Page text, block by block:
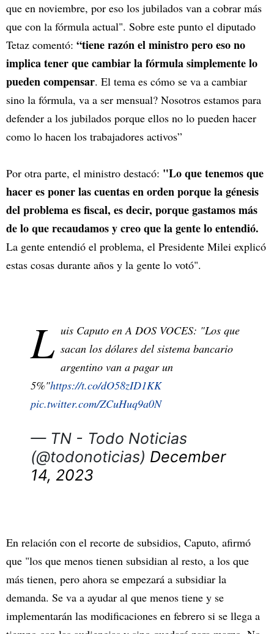
que en noviembre, por eso los jubilados van a cobrar más
que con la fórmula actual". Sobre este punto el diputado
Tetaz comentó: “tiene razón el ministro pero eso no
implica tener que cambiar la fórmula simplemente lo
pueden compensar. El tema es cómo se va a cambiar
sino la fórmula, va a ser mensual? Nosotros estamos para
defender a los jubilados porque ellos no lo pueden hacer
como lo hacen los trabajadores activos”
Por otra parte, el ministro destacó: "Lo que tenemos que
hacer es poner las cuentas en orden porque la génesis
del problema es fiscal, es decir, porque gastamos más
de lo que recaudamos y creo que la gente lo entendió.
La gente entendió el problema, el Presidente Milei explicó
estas cosas durante años y la gente lo votó".
L uis Caputo en A DOS VOCES: "Los que
sacan los dólares del sistema bancario
argentino van a pagar un
5%"https://t.co/dO58zID1KK
pic.twitter.com/ZCuHuq9a0N
— TN - Todo Noticias
(@todonoticias) December
14, 2023
En relación con el recorte de subsidios, Caputo, afirmó
que "los que menos tienen subsidian al resto, a los que
más tienen, pero ahora se empezará a subsidiar la
demanda. Se va a ayudar al que menos tiene y se
implementarán las modificaciones en febrero si se llega a